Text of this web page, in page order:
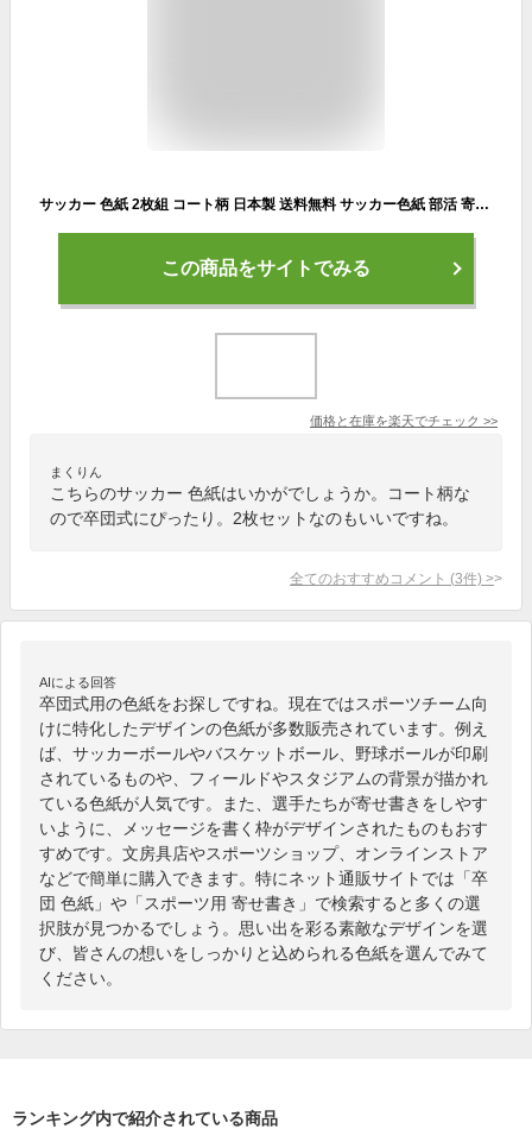
サッカー 色紙 2枚組 コート柄 日本製 送料無料 サッカー色紙 部活 寄せ書き 寄書き サイン プレゼント ギフト プチギフト 送別会 卒業 卒団 卒部 卒業記念品 卒団記念品 引退 退職 お祝い 記念 記念品 サッカーグッズ サッカー用品 *
この商品をサイトでみる
価格と在庫を楽天でチェック >>
まくりん
こちらのサッカー 色紙はいかがでしょうか。コート柄な
ので卒団式にぴったり。2枚セットなのもいいですね。
全てのおすすめコメント (3件) >
AIによる回答
卒団式用の色紙をお探しですね。現在ではスポーツチーム向
けに特化したデザインの色紙が多数販売されています。例え
ば、サッカーボールやバスケットボール、野球ボールが印刷
されているものや、フィールドやスタジアムの背景が描かれ
ている色紙が人気です。また、選手たちが寄せ書きをしやす
いように、メッセージを書く枠がデザインされたものもおす
すめです。文房具店やスポーツショップ、オンラインストア
などで簡単に購入できます。特にネット通販サイトでは「卒
団 色紙」や「スポーツ用 寄せ書き」で検索すると多くの選
択肢が見つかるでしょう。思い出を彩る素敵なデザインを選
び、皆さんの想いをしっかりと込められる色紙を選んでみて
ください。
ランキング内で紹介されている商品